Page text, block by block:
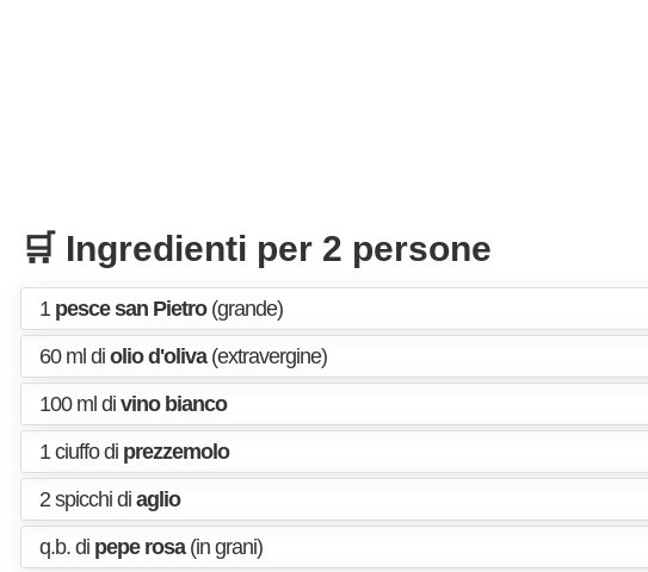
🛒 Ingredienti per 2 persone
1 pesce san Pietro(grande)
60 ml di olio d'oliva(extravergine)
100 ml di vino bianco
1 ciuffo di prezzemolo
2 spicchi di aglio
q.b. di pepe rosa(in grani)